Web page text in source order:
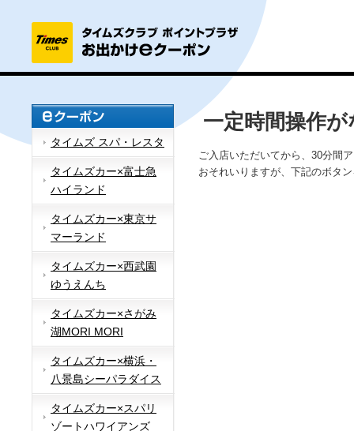
タイムズ スパ・レスタ
タイムズカー×富士急
ハイランド
タイムズカー×東京サ
マーランド
タイムズカー×西武園
ゆうえんち
タイムズカー×さがみ
湖MORI MORI
タイムズカー×横浜・
八景島シーパラダイス
タイムズカー×スパリ
ゾートハワイアンズ
一定時間操作
ご入店いただいてから、30分間
おそれいりますが、下記のボタ